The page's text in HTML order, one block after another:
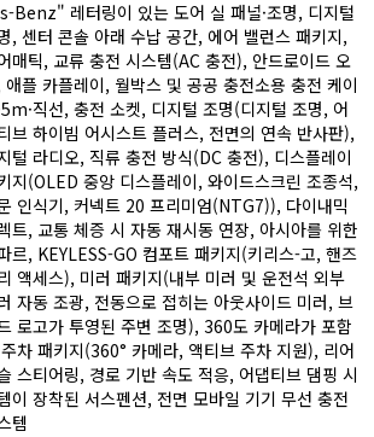
Benz" 레터링이 있는 도어 실 패널·조명, 디지털
, 센터 콘솔 아래 수납 공간, 에어 밸런스 패키지,
매틱, 교류 충전 시스템(AC 충전), 안드로이드 오
애플 카플레이, 월박스 및 공공 충전소용 충전 케이
직선, 충전 소켓, 디지털 조명(디지털 조명, 어
브 하이빔 어시스트 플러스, 전면의 연속 반사판),
털 라디오, 직류 충전 방식(DC 충전), 디스플레이
지(OLED 중앙 디스플레이, 와이드스크린 조종석,
인식기, 커넥트 20 프리미엄(NTG7)), 다이내믹
트, 교통 체증 시 자동 재시동 연장, 아시아를 위한
르, KEYLESS-GO 컴포트 패키지(키리스-고, 핸즈
액세스), 미러 패키지(내부 미러 및 운전석 외부
자동 조광, 전동으로 접히는 아웃사이드 미러, 브
로고가 투영된 주변 조명), 360도 카메라가 포함
차 패키지(360° 카메라, 액티브 주차 지원), 리어
스티어링, 경로 기반 속도 적응, 어댑티브 댐핑 시
이 장착된 서스펜션, 전면 모바일 기기 무선 충전
템